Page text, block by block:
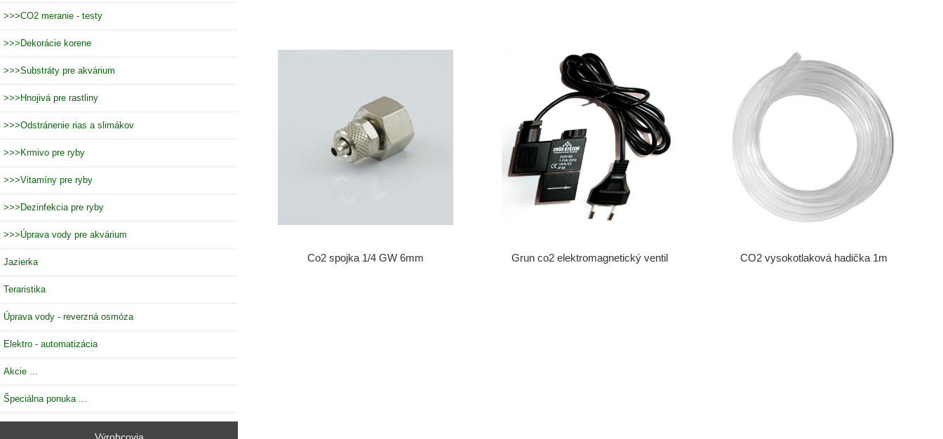
>>>CO2 meranie - testy
>>>Dekorácie korene
>>>Substráty pre akvárium
>>>Hnojivá pre rastliny
>>>Odstránenie rias a slimákov
>>>Krmivo pre ryby
>>>Vitamíny pre ryby
>>>Dezinfekcia pre ryby
>>>Úprava vody pre akvárium
Jazierka
Teraristika
Úprava vody - reverzná osmóza
Elektro - automatizácia
Akcie ...
Špeciálna ponuka ...
Co2 spojka 1/4 GW 6mm Grun co2 elektromagnetický ventil CO2 vysokotlaková hadička 1m